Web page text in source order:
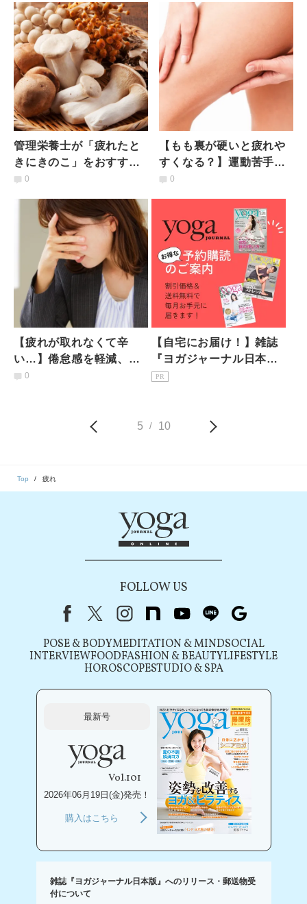
管理栄養士が「疲れたと
きにきのこ」をおすすめ
したい理由｜きのこに含
の食べ方
0
【もも裏が硬いと疲れや
すくなる？】運動苦手さ
んも簡単！１日の疲れを
0
【疲れが取れなくて辛
い…】倦怠感を軽減、頑
張りすぎる身体を癒し呼
0
【自宅にお届け！】雑誌
『ヨガジャーナル日本
版』予約購読のご案内
PR
5 / 10
Top 疲れ
FOLLOW US
FacebookX（旧Twitter）
instagram
note youtubeline
POSE & BODYMEDITATION & MINDSOCIAL
INTERVIEWFOODFASHION & BEAUTYLIFESTYLE
HOROSCOPESTUDIO & SPA
最新号
Vol.101
2026年06月19日(金)発売！
購入はこちら
雑誌『ヨガジャーナル日本版』へのリリース・郵送物受
付について